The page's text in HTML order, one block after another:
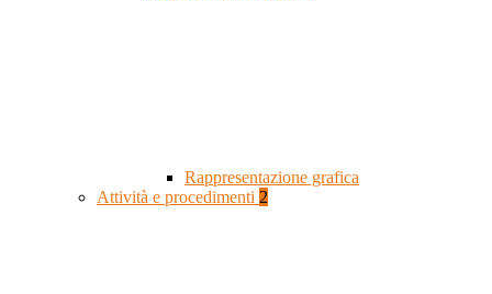
Rappresentazione grafica
Attività e procedimenti 2